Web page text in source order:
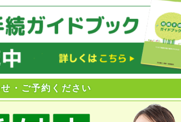
・ご予約ください